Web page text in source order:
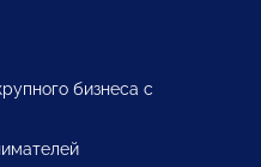
бизнеса с